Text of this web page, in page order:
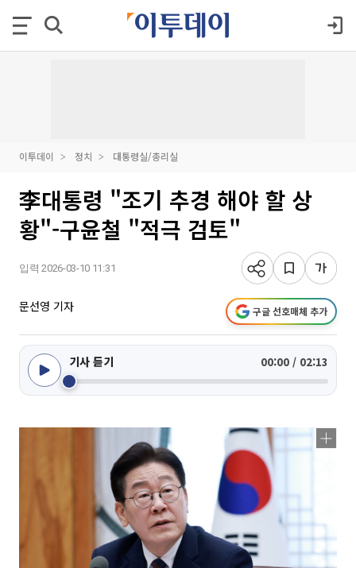
이투데이 정치 대통령실/총리실
李대통령 "조기 추경 해야 할 상
황"-구윤철 "적극 검토"
입력 2026-03-10 11:31
문선영 기자 구글 선호매체 추가
기사 듣기 00:00 / 02:13